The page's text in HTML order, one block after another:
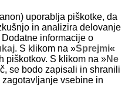
funkcij
uporablja piškotke, da
in analizira delovanje
informacije o
. S klikom na »Sprejmi«
piškotkov. S klikom na »Ne
se bodo zapisali in shranili
vsebine in